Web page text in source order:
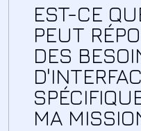
EST-CE
PEUT
DES
MA